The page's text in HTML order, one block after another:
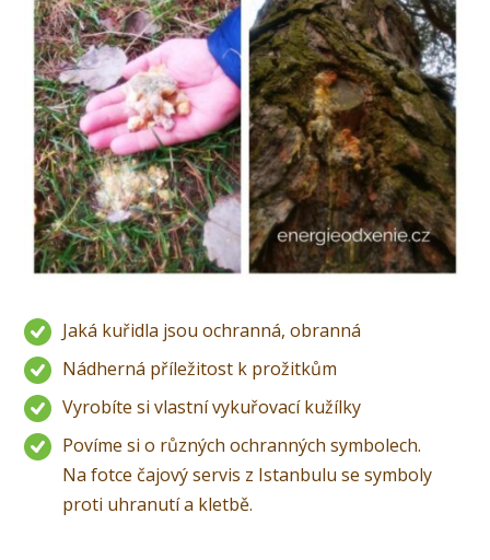
Jaká kuřidla jsou ochranná, obranná
Nádherná příležitost k prožitkům
Vyrobíte si vlastní vykuřovací kužílky
Povíme si o různých ochranných symbolech.
Na fotce čajový servis z Istanbulu se symboly
proti uhranutí a kletbě.